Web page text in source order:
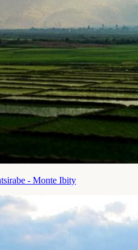
- Monte Ibity